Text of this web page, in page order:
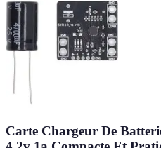
Carte Chargeur De